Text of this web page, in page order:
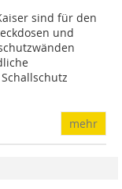
sind für den
und
mehr